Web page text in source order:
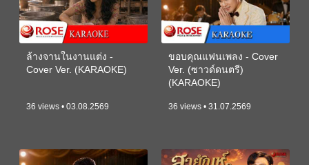
ล้างจานในงานแต่ง -
Cover Ver. (KARAOKE)
36 views • 03.08.2569
ขอบคุณแฟนเพลง - Cover
Ver. (ซาวด์ดนตรี)
(KARAOKE)
36 views • 31.07.2569